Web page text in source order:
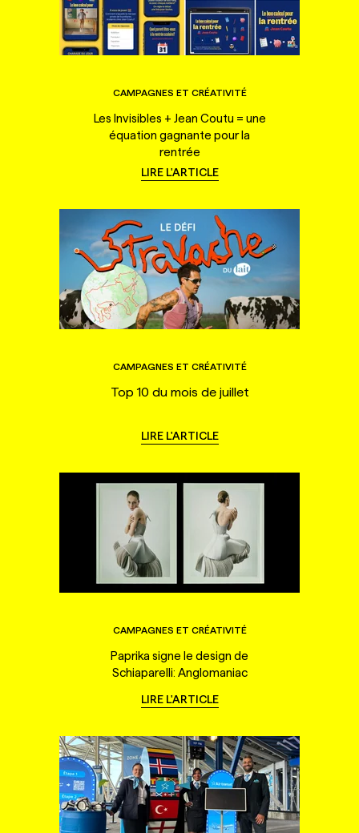
CAMPAGNES ET CRÉATIVITÉ
Les Invisibles + Jean Coutu = une
équation gagnante pour la
rentrée
LIRE L'ARTICLE
CAMPAGNES ET CRÉATIVITÉ
Top 10 du mois de juillet
LIRE L'ARTICLE
CAMPAGNES ET CRÉATIVITÉ
Paprika signe le design de
Schiaparelli: Anglomaniac
LIRE L'ARTICLE